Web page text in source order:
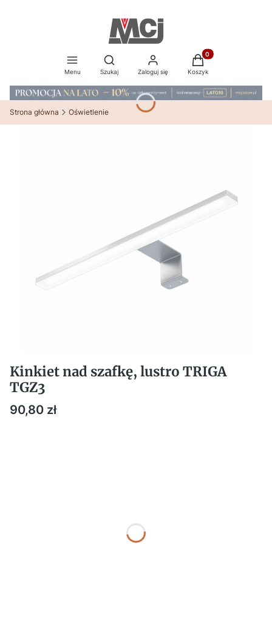
Menu
Otwórz wyszukiwarkę
Szukaj Zaloguj się
Produkty w
Koszyk
Strona główna Oświetlenie
Kinkiet nad szafkę, lustro TRIGA
TGZ3
Cena
90,80 zł